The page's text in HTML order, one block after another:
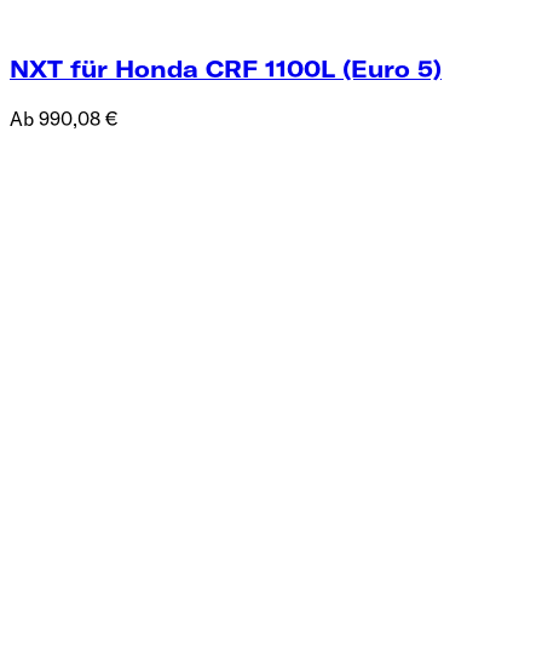
NXT für Honda CRF 1100L (Euro 5)
Ab 990,08 €